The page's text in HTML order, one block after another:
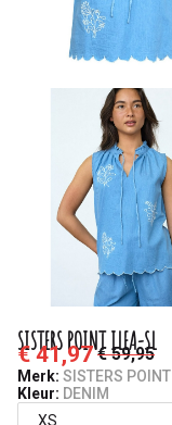
SISTERS POINT ILEA-SL
€ 41,97 € 59,95
Merk: SISTERS POINT
Kleur: DENIM